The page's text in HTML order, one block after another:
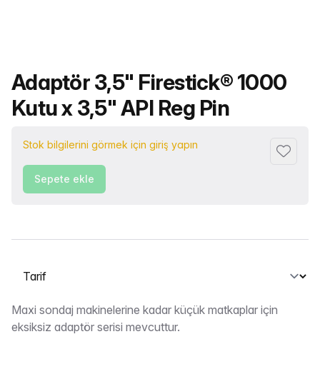
Ürün adı
Adaptör 3,5" Firestick® 1000
Kutu x 3,5" API Reg Pin
Stok bilgilerini görmek için giriş yapın
Sepete ekle
Bir sekme seçin
Tarif
Maxi sondaj makinelerine kadar küçük matkaplar için
eksiksiz adaptör serisi mevcuttur.